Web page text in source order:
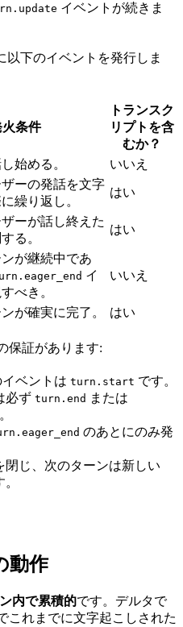
イベントが続きま
下のイベントを発行しま
火条件
トランスク
リプトを含
むか？
始める。 いいえ
ーの発話を文字
繰り返し。
はい
ーが話し終えた
る。
はい
が継続中であ
イ
べき。
いいえ
が確実に完了。 はい
保証があります:
ベントは turn.start です。
必ず turn.end または
のあとにのみ発
閉じ、次のターンは新しい
動作
内で累積的です。デルタで
これまでに文字起こしされた